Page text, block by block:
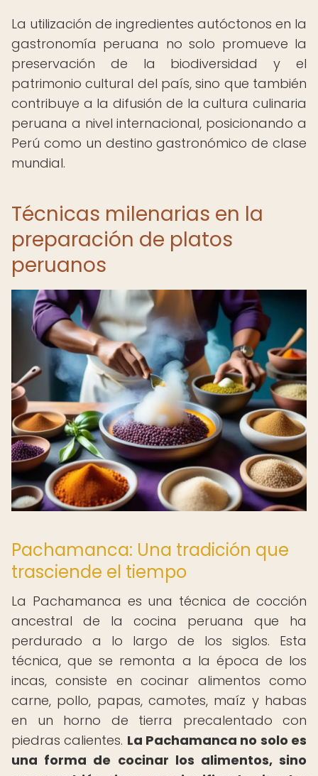
La utilización de ingredientes autóctonos en la
gastronomía peruana no solo promueve la
preservación de la biodiversidad y el
patrimonio cultural del país, sino que también
contribuye a la difusión de la cultura culinaria
peruana a nivel internacional, posicionando a
Perú como un destino gastronómico de clase
mundial.
Técnicas milenarias en la
preparación de platos
peruanos
Pachamanca: Una tradición que
trasciende el tiempo
La Pachamanca es una técnica de cocción
ancestral de la cocina peruana que ha
perdurado a lo largo de los siglos. Esta
técnica, que se remonta a la época de los
incas, consiste en cocinar alimentos como
carne, pollo, papas, camotes, maíz y habas
en un horno de tierra precalentado con
piedras calientes. La Pachamanca no solo es
una forma de cocinar los alimentos, sino